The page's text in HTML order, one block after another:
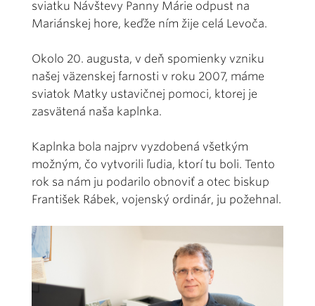
sviatku Návštevy Panny Márie odpust na
Mariánskej hore, keďže ním žije celá Levoča.
Okolo 20. augusta, v deň spomienky vzniku
našej väzenskej farnosti v roku 2007, máme
sviatok Matky ustavičnej pomoci, ktorej je
zasvätená naša kaplnka.
Kaplnka bola najprv vyzdobená všetkým
možným, čo vytvorili ľudia, ktorí tu boli. Tento
rok sa nám ju podarilo obnoviť a otec biskup
František Rábek, vojenský ordinár, ju požehnal.